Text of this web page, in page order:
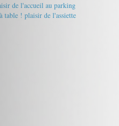
de l'accueil au parking
table ! plaisir de l'assiette